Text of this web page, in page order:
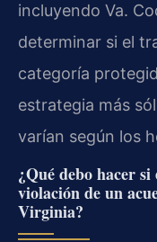
incluyendo Va.
determinar si el
categoría
estrategia más
varían según los
¿Qué debo hacer
violación de un
Virginia?